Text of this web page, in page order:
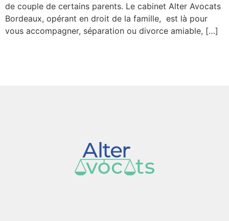
de couple de certains parents. Le cabinet Alter Avocats
Bordeaux, opérant en droit de la famille, est là pour
vous accompagner, séparation ou divorce amiable, […]